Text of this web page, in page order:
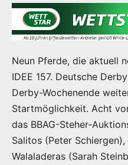
Neun Pferde, die aktuell
IDEE 157. Deutsche
Derby-Wochenende
Startmöglichkeit. Acht
das BBAG-Steher-
Salitos (Peter
Walaladeras (Sarah